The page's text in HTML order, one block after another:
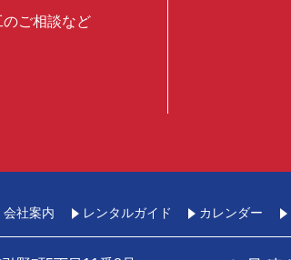
ご相談など
会社案内 レンタルガイド カレンダー